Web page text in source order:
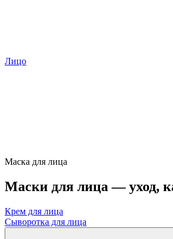
Лицо
Маска для лица
Маски для лица — уход,
Крем для лица
Сыворотка для лица